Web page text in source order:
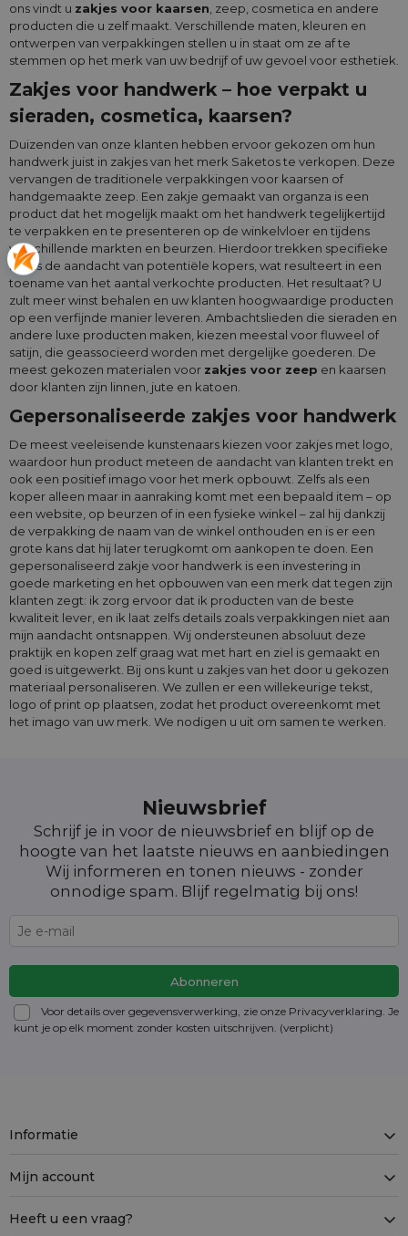
ons vindt u zakjes voor kaarsen , zeep, cosmetica en andere
producten die u zelf maakt. Verschillende maten, kleuren en
ontwerpen van verpakkingen stellen u in staat om ze af te
stemmen op het merk van uw bedrijf of uw gevoel voor esthetiek.
Zakjes voor handwerk – hoe verpakt u
sieraden, cosmetica, kaarsen?
Duizenden van onze klanten hebben ervoor gekozen om hun
handwerk juist in zakjes van het merk Saketos te verkopen. Deze
vervangen de traditionele verpakkingen voor kaarsen of
handgemaakte zeep. Een zakje gemaakt van organza is een
product dat het mogelijk maakt om het handwerk tegelijkertijd
te verpakken en te presenteren op de winkelvloer en tijdens
verschillende markten en beurzen. Hierdoor trekken specifieke
items de aandacht van potentiële kopers, wat resulteert in een
toename van het aantal verkochte producten. Het resultaat? U
zult meer winst behalen en uw klanten hoogwaardige producten
op een verfijnde manier leveren. Ambachtslieden die sieraden en
andere luxe producten maken, kiezen meestal voor fluweel of
satijn, die geassocieerd worden met dergelijke goederen. De
meest gekozen materialen voor zakjes voor zeep en kaarsen
door klanten zijn linnen, jute en katoen.
Gepersonaliseerde zakjes voor handwerk
De meest veeleisende kunstenaars kiezen voor zakjes met logo,
waardoor hun product meteen de aandacht van klanten trekt en
ook een positief imago voor het merk opbouwt. Zelfs als een
koper alleen maar in aanraking komt met een bepaald item – op
een website, op beurzen of in een fysieke winkel – zal hij dankzij
de verpakking de naam van de winkel onthouden en is er een
grote kans dat hij later terugkomt om aankopen te doen. Een
gepersonaliseerd zakje voor handwerk is een investering in
goede marketing en het opbouwen van een merk dat tegen zijn
klanten zegt: ik zorg ervoor dat ik producten van de beste
kwaliteit lever, en ik laat zelfs details zoals verpakkingen niet aan
mijn aandacht ontsnappen. Wij ondersteunen absoluut deze
praktijk en kopen zelf graag wat met hart en ziel is gemaakt en
goed is uitgewerkt. Bij ons kunt u zakjes van het door u gekozen
materiaal personaliseren. We zullen er een willekeurige tekst,
logo of print op plaatsen, zodat het product overeenkomt met
het imago van uw merk. We nodigen u uit om samen te werken.
Nieuwsbrief
Schrijf je in voor de nieuwsbrief en blijf op de
hoogte van het laatste nieuws en aanbiedingen
Wij informeren en tonen nieuws - zonder
onnodige spam. Blijf regelmatig bij ons!
Voor details over gegevensverwerking, zie onze Privacyverklaring. Je
kunt je op elk moment zonder kosten uitschrijven . (verplicht)
Informatie
Mijn account
Heeft u een vraag?